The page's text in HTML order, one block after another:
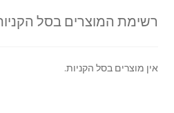
רשימת המוצרים בסל
אין מוצרים בסל הקניות.